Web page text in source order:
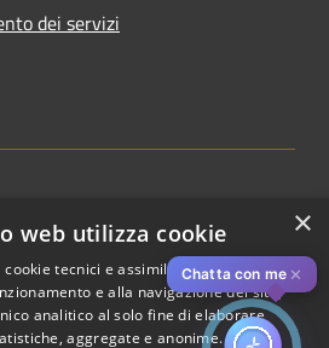
dei servizi
Chatta con me ✕
×
web utilizza cookie
cookie tecnici e assimilati strettamente
e alla navigazione del sito,
analitico al solo fine di elaborare
aggregate e anonime.